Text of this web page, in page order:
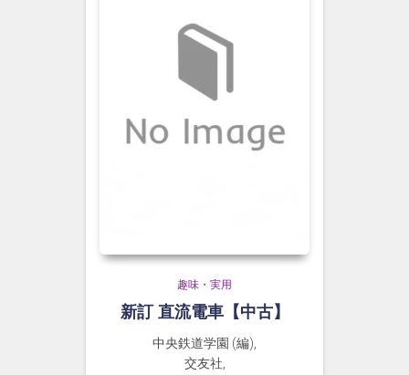
趣味・実用
新訂 直流電車【中古】
中央鉄道学園 (編),
交友社,